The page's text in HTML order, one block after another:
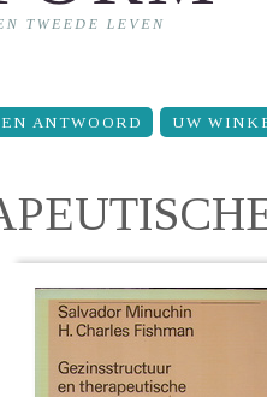
ANTWOORD UW